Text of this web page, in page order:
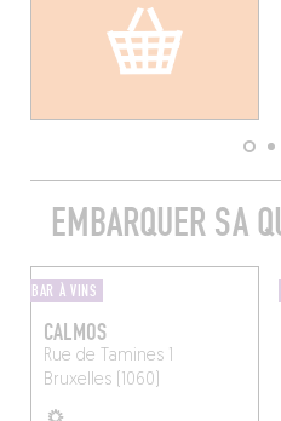
EMBARQUER SA
BAR À VINS
CALMOS
Rue de Tamines 1
Bruxelles (1060)